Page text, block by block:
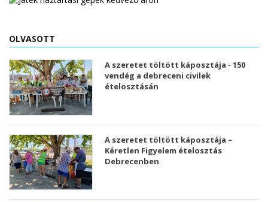
OLVASOTT
A szeretet töltött káposztája - 150
vendég a debreceni civilek
ételosztásán
A szeretet töltött káposztája –
Kéretlen Figyelem ételosztás
Debrecenben